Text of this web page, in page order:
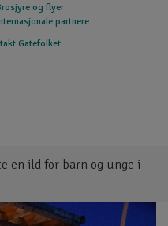
og flyer
partnere
Gatefolket
en ild for barn og unge i